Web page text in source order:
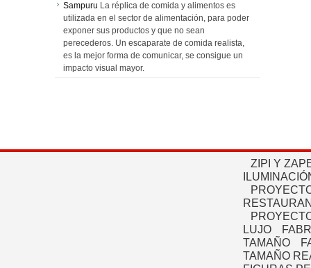
Sampuru La réplica de comida y alimentos es
utilizada en el sector de alimentación, para poder
exponer sus productos y que no sean
perecederos. Un escaparate de comida realista,
es la mejor forma de comunicar, se consigue un
impacto visual mayor.
ZIPI Y
LUJO
TAMAÑO
TAMAÑO